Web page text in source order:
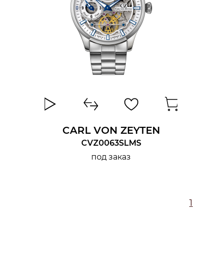
CARL VON ZEYTEN
CVZ0063SLMS
под заказ
1